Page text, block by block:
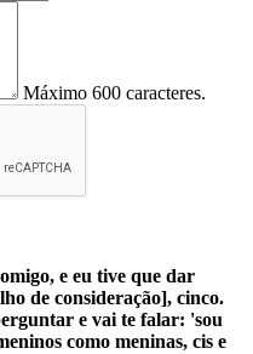
Máximo 600 caracteres.
e eu tive que dar
de consideração], cinco.
e vai te falar: 'sou
como meninas, cis e